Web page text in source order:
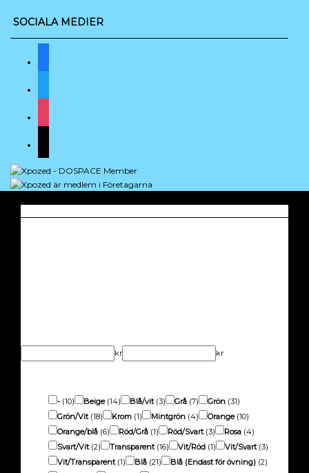
SOCIALA MEDIER
kr kr
- (10) Beige(14) Blå/vit(3) Grå (7) Grön (31)
Grön/Vit(18) Krom (1) Mintgrön (4) Orange(10)
Orange/blå (6) Röd/Grå (1) Röd/Svart(3) Rosa (4)
Svart/Vit(2) Transparent(16) Vit/Röd (1) Vit/Svart(3)
Vit/Transparent(1) Blå (21) Blå (Endast för övning) (2)